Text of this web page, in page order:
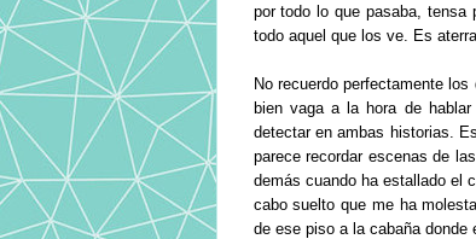
por todo lo que pasaba,
todo aquel que los ve. Es
No recuerdo perfectamente
bien vaga a la hora de
detectar en ambas historias.
parece recordar escenas de
demás cuando ha estallado el
cabo suelto que me ha
de ese piso a la cabaña donde